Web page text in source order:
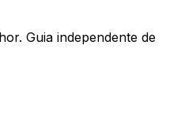
Guia independente de